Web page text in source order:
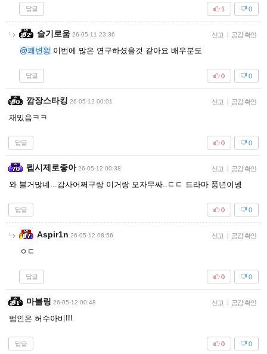
답글 0
1
슬기로움 26-05-11 23:36 신고 | 공감 확인
@쾌변왕 이번에 많은 연구하셨을것 같아요 배우분도
답글 0
0
깜장스타킹 26-05-12 00:01 신고 | 공감 확인
재밌음ㅋㅋ
답글 0
0
펩시제로좋아 26-05-12 00:38 신고 | 공감 확인
와 볼거많네...감사어쩌구랑 이거랑 모자무싸..ㄷㄷ 드라마 풍년이넹
답글 0
0
Aspir1n 26-05-12 08:56 신고 | 공감 확인
ㅇㄷ
답글 0
0
마블링 26-05-12 00:48 신고 | 공감 확인
범인은 허수아비!!!
답글 0
0